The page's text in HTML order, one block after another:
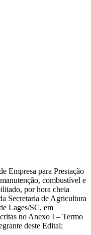
Empresa para Prestação
combustível e
por hora cheia
Secretaria de Agricultura
Lages/SC, em
no Anexo I – Termo
deste Edital;